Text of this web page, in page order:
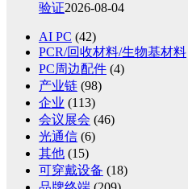
验证2026-08-04
AI PC (42)
PCR/回收材料/生物基材料
PC周边配件 (4)
产业链 (98)
企业 (113)
会议展会 (46)
光通信 (6)
其他 (15)
可穿戴设备 (18)